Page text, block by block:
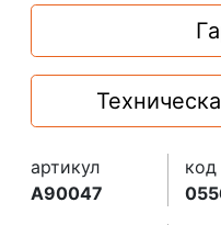
артикул
A90047
код